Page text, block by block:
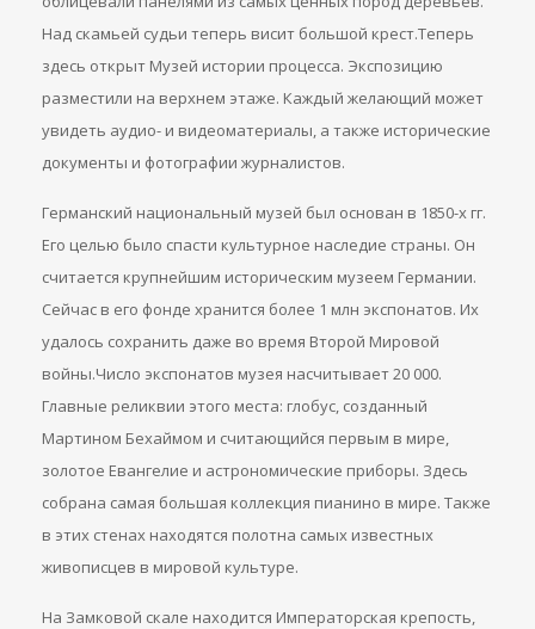
Над скамьей судьи теперь висит большой крест.Теперь
здесь открыт Музей истории процесса. Экспозицию
разместили на верхнем этаже. Каждый желающий может
увидеть аудио- и видеоматериалы, а также исторические
документы и фотографии журналистов.
Германский национальный музей был основан в 1850-х гг.
Его целью было спасти культурное наследие страны. Он
считается крупнейшим историческим музеем Германии.
Сейчас в его фонде хранится более 1 млн экспонатов. Их
удалось сохранить даже во время Второй Мировой
войны.Число экспонатов музея насчитывает 20 000.
Главные реликвии этого места: глобус, созданный
Мартином Бехаймом и считающийся первым в мире,
золотое Евангелие и астрономические приборы. Здесь
собрана самая большая коллекция пианино в мире. Также
в этих стенах находятся полотна самых известных
живописцев в мировой культуре.
На Замковой скале находится Императорская крепость,